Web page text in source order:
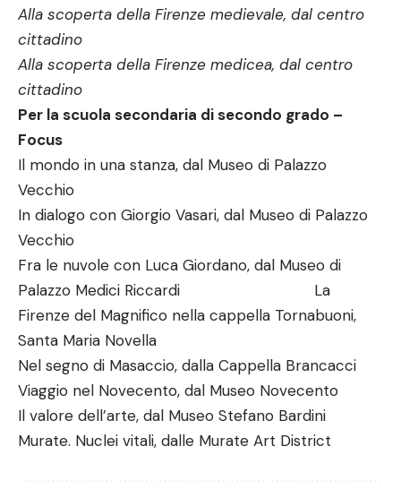
Alla scoperta della Firenze medievale, dal centro
cittadino
Alla scoperta della Firenze medicea, dal centro
cittadino
Per la scuola secondaria di secondo grado –
Focus
Il mondo in una stanza, dal Museo di Palazzo
Vecchio
In dialogo con Giorgio Vasari, dal Museo di Palazzo
Vecchio
Fra le nuvole con Luca Giordano, dal Museo di
Palazzo Medici Riccardi La
Firenze del Magnifico nella cappella Tornabuoni,
Santa Maria Novella
Nel segno di Masaccio, dalla Cappella Brancacci
Viaggio nel Novecento, dal Museo Novecento
Il valore dell’arte, dal Museo Stefano Bardini
Murate. Nuclei vitali, dalle Murate Art District